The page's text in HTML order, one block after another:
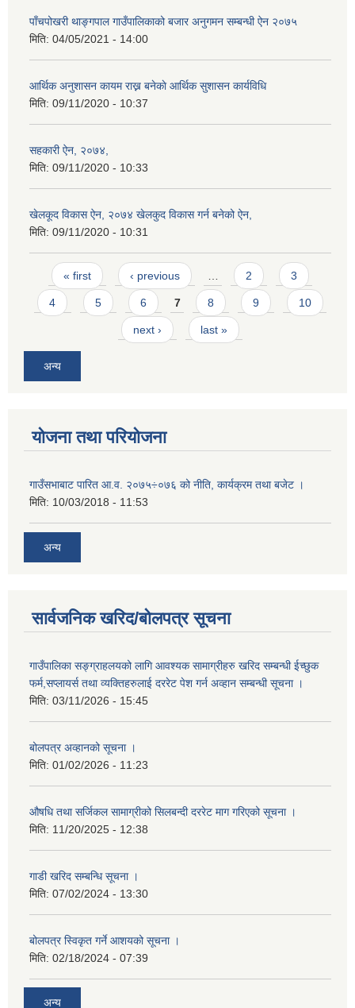
पाँचपोखरी थाङ्गपाल गाउँपालिकाको बजार अनुगमन सम्बन्धी ऐन २०७५
मिति: 04/05/2021 - 14:00
आर्थिक अनुशासन कायम राख्न बनेकाे आर्थिक सुशासन कार्यविधि
मिति: 09/11/2020 - 10:37
सहकारी ऐन, २०७४,
मिति: 09/11/2020 - 10:33
खेलकूद विकास ऐन, २०७४ खेलकुद विकास गर्न बनेको ऐन,
मिति: 09/11/2020 - 10:31
Pages
« first ‹ previous 2 3
4 5 6 7 8 9 10
next › last »
अन्य
योजना तथा परियोजना
गाउँसभाबाट पारित आ.व. २०७५÷०७६ को नीति, कार्यक्रम तथा बजेट ।
मिति: 10/03/2018 - 11:53
अन्य
सार्वजनिक खरिद/बोलपत्र सूचना
गाउँपालिका सङ्ग्राहलयको लागि आवश्यक सामाग्रीहरु खरिद सम्बन्धी ईच्छुक
फर्म,सप्लायर्स तथा व्यक्तिहरुलाई दररेट पेश गर्न अव्हान सम्बन्धी सूचना ।
मिति: 03/11/2026 - 15:45
बोलपत्र अव्हानको सूचना ।
मिति: 01/02/2026 - 11:23
औषधि तथा सर्जिकल सामाग्रीको सिलबन्दी दररेट माग गरिएको सूचना ।
मिति: 11/20/2025 - 12:38
गाडी खरिद सम्बन्धि सूचना ।
मिति: 07/02/2024 - 13:30
बोलपत्र स्विकृत गर्ने आशयको सूचना ।
मिति: 02/18/2024 - 07:39
अन्य